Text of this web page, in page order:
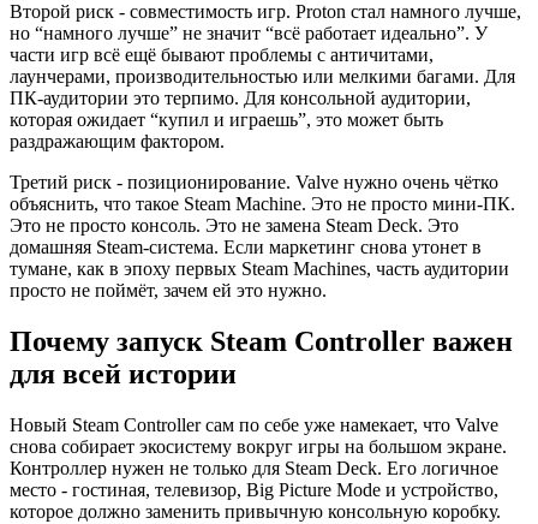
Второй риск - совместимость игр. Proton стал намного лучше,
но “намного лучше” не значит “всё работает идеально”. У
части игр всё ещё бывают проблемы с античитами,
лаунчерами, производительностью или мелкими багами. Для
ПК-аудитории это терпимо. Для консольной аудитории,
которая ожидает “купил и играешь”, это может быть
раздражающим фактором.
Третий риск - позиционирование. Valve нужно очень чётко
объяснить, что такое Steam Machine. Это не просто мини-ПК.
Это не просто консоль. Это не замена Steam Deck. Это
домашняя Steam-система. Если маркетинг снова утонет в
тумане, как в эпоху первых Steam Machines, часть аудитории
просто не поймёт, зачем ей это нужно.
Почему запуск Steam Controller важен
для всей истории
Новый Steam Controller сам по себе уже намекает, что Valve
снова собирает экосистему вокруг игры на большом экране.
Контроллер нужен не только для Steam Deck. Его логичное
место - гостиная, телевизор, Big Picture Mode и устройство,
которое должно заменить привычную консольную коробку.